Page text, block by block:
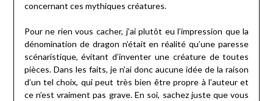
concernant ces mythiques créatures.
Pour ne rien vous cacher, j’ai plutôt eu l’impression que la
dénomination de dragon n’était en réalité qu’une paresse
scénaristique, évitant d’inventer une créature de toutes
pièces. Dans les faits, je n’ai donc aucune idée de la raison
d’un tel choix, qui peut très bien être propre à l’auteur et
ce n’est vraiment pas grave. En soi, sachez juste que vous